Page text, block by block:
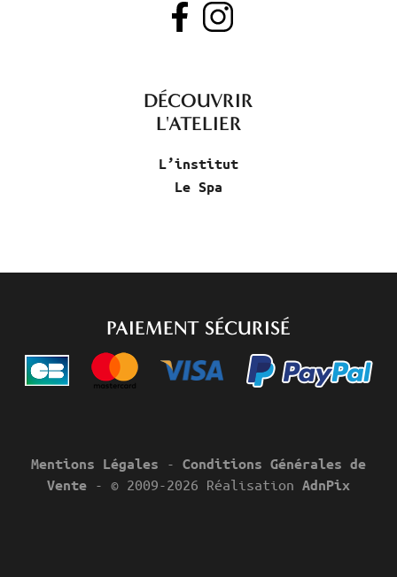
DÉCOUVRIR
L'ATELIER
L’institut
Le Spa
PAIEMENT SÉCURISÉ
Mentions Légales - Conditions Générales de
Vente - © 2009-2026 Réalisation AdnPix